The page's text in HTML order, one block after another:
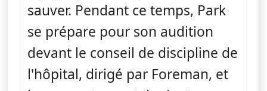
sauver. Pendant ce temps, Park
se prépare pour son audition
devant le conseil de discipline de
l'hôpital, dirigé par Foreman, et